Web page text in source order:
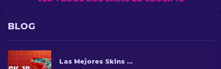
BLOG
Las Mejores Skins de Glock-18 en CS2: Lista Completa (2026)